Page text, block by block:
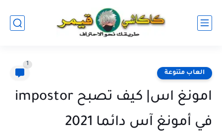
العاب متنوعة
1
امونغ اس| كيف تصبح impostor
في أمونغ آس دائما 2021